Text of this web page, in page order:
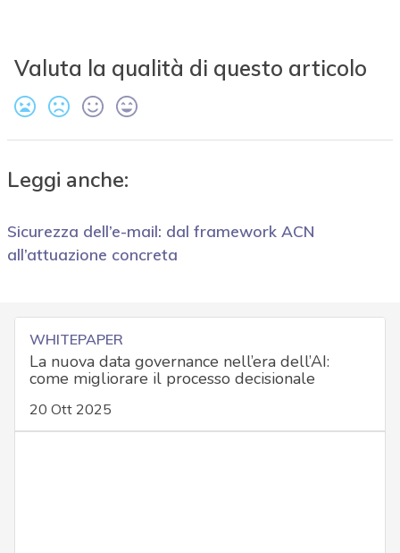
Valuta la qualità di questo articolo
Leggi anche:
Sicurezza dell’e-mail: dal framework ACN
all’attuazione concreta
WHITEPAPER
La nuova data governance nell’era dell’AI:
come migliorare il processo decisionale
20 Ott 2025